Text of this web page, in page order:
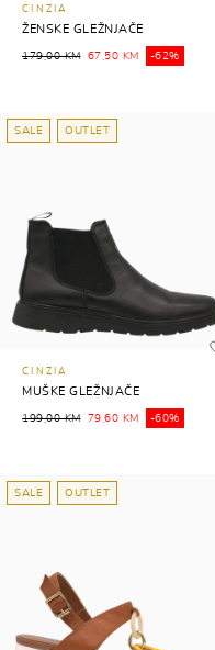
CINZIA
ŽENSKE GLEŽNJAČE
179,00 KM 67,50 KM -62%
SALE OUTLET
CINZIA
MUŠKE GLEŽNJAČE
199,00 KM 79,60 KM -60%
SALE OUTLET